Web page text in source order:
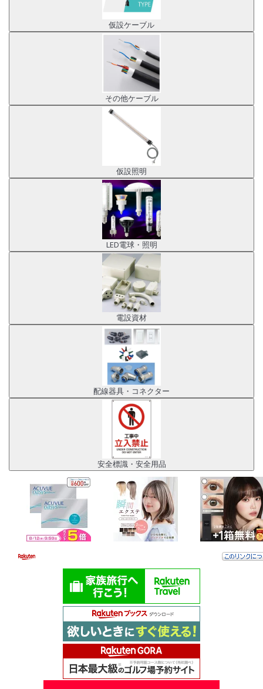
仮設ケーブル
その他ケーブル
仮設照明
LED電球・照明
電設資材
配線器具・コネクター
安全標識・安全用品